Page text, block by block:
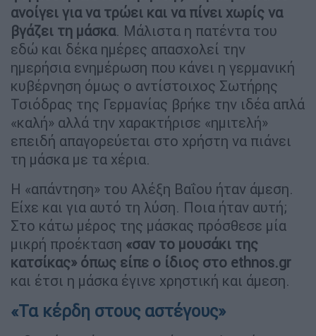
ανοίγει για να τρώει και να πίνει χωρίς να
βγάζει τη μάσκα. Μάλιστα η πατέντα του
εδώ και δέκα ημέρες απασχολεί την
ημερήσια ενημέρωση που κάνει η γερμανική
κυβέρνηση όμως ο αντίστοιχος Σωτήρης
Τσιόδρας της Γερμανίας βρήκε την ιδέα απλά
«καλή» αλλά την χαρακτήρισε «ημιτελή»
επειδή απαγορεύεται στο χρήστη να πιάνει
τη μάσκα με τα χέρια.
Η «απάντηση» του Αλέξη Βαΐου ήταν άμεση.
Είχε και για αυτό τη λύση. Ποια ήταν αυτή;
Στο κάτω μέρος της μάσκας πρόσθεσε μία
μικρή προέκταση «σαν το μουσάκι της
κατσίκας» όπως είπε ο ίδιος στο ethnos.gr
και έτσι η μάσκα έγινε χρηστική και άμεση.
«Τα κέρδη στους αστέγους»